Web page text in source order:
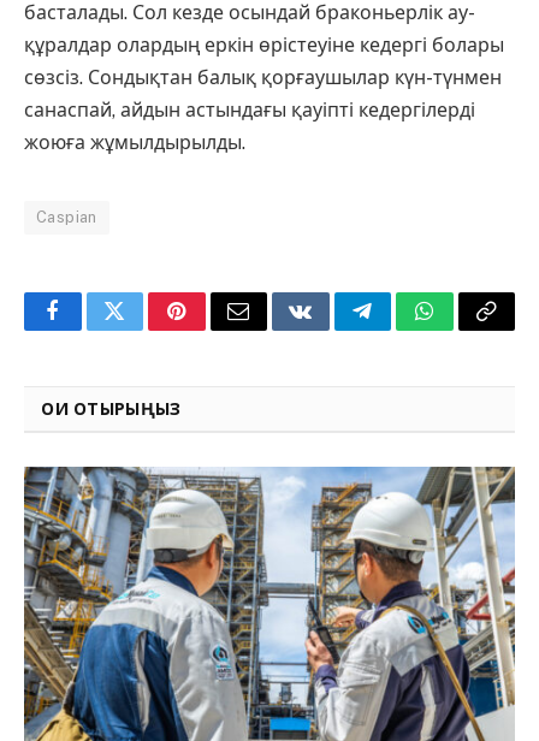
басталады. Сол кезде осындай браконьерлік ау-
құралдар олардың еркін өрістеуіне кедергі болары
сөзсіз. Сондықтан балық қорғаушылар күн-түнмен
санаспай, айдын астындағы қауіпті кедергілерді
жоюға жұмылдырылды.
Caspian
FacebookTwitterPinterestEmail VKontakteTelegramWhatsApp
Copy
ОҚИ ОТЫРЫҢЫЗ